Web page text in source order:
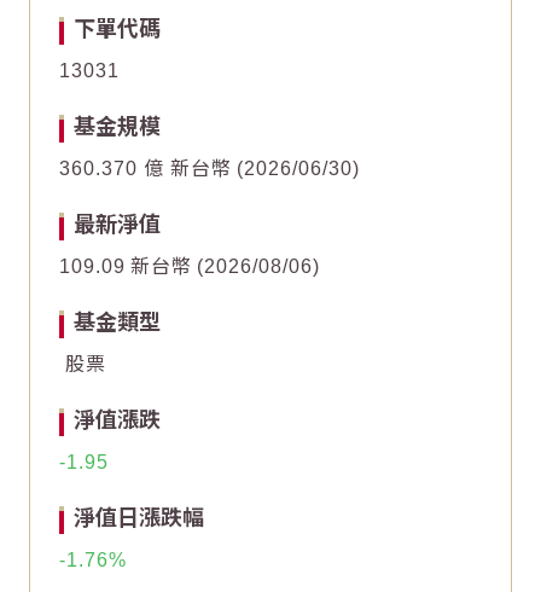
Line chart with 62 data points.
The chart has 1 Y axis displaying values. Data ranges
2026/05/072026/05/22
Line chart with 62 data points.
The chart has 1 Y axis displaying values. Data ranges
2026/05/072026/05/22
下單代碼
13031
基金規模
360.370 億 新台幣 2026/06/30
最新淨值
109.09 新台幣 2026/08/06
基金類型
股票
淨值漲跌
-1.95
淨值日漲跌幅
-1.76